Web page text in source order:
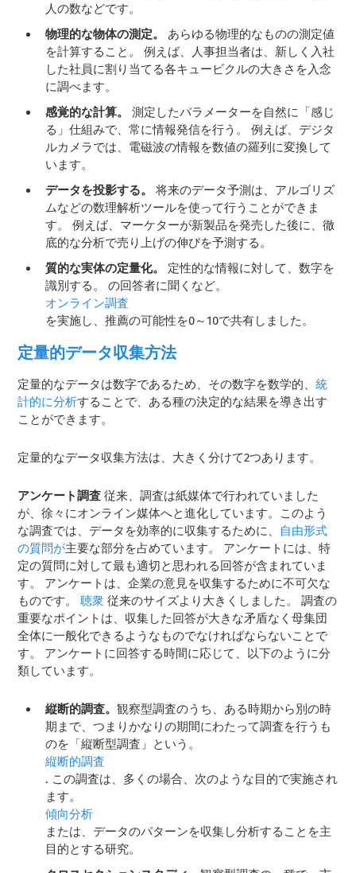
人の数などです。
物理的な物体の測定。
あらゆる物理的なものの測定値
を計算すること。 例えば、人事担当者は、新しく入社
した社員に割り当てる各キュービクルの大きさを入念
に調べます。
感覚的な計算。
測定したパラメーターを自然に「感じ
る」仕組みで、常に情報発信を行う。 例えば、デジタ
ルカメラでは、電磁波の情報を数値の羅列に変換して
います。
データを投影する。将来のデータ予測は、アルゴリズ
ムなどの数理解析ツールを使って行うことができま
す。 例えば、マーケターが新製品を発売した後に、徹
底的な分析で売り上げの伸びを予測する。
質的な実体の定量化。 定性的な情報に対して、数字を
識別する。 の回答者に聞くなど。
オンライン調査
を実施し、推薦の可能性を0～10で共有しました。
定量的データ収集方法
定量的なデータは数字であるため、その数字を数学的、統
計的に分析することで、ある種の決定的な結果を導き出す
ことができます。
定量的なデータ収集方法は、大きく分けて2つあります。
アンケート調査 従来、調査は紙媒体で行われていました
が、徐々にオンライン媒体へと進化しています。このよう
な調査では、データを効率的に収集するために、 自由形式
の質問が主要な部分を占めています。 アンケートには、特
定の質問に対して最も適切と思われる回答が含まれていま
す。 アンケートは、企業の意見を収集するために不可欠な
ものです。聴衆 従来のサイズより大きくしました。 調査の
重要なポイントは、収集した回答が大きな矛盾なく母集団
全体に一般化できるようなものでなければならないことで
す。 アンケートに回答する時間に応じて、以下のように分
類しています。
縦断的調査。観察型調査のうち、ある時期から別の時
期まで、つまりかなりの期間にわたって調査を行うも
のを「縦断型調査」という。
縦断的調査
. この調査は、多くの場合、次のような目的で実施され
ます。
傾向分析
または、データのパターンを収集し分析することを主
目的とする研究。